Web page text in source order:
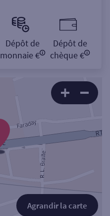
Dépôt de
monnaie €
Dépôt de
chèque €
Agrandir la carte